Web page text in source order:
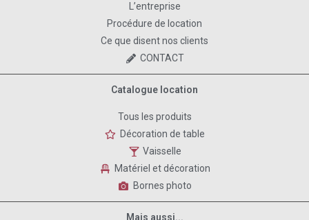
L’entreprise
Procédure de location
Ce que disent nos clients
CONTACT
Catalogue location
Tous les produits
Décoration de table
Vaisselle
Matériel et décoration
Bornes photo
Mais aussi...